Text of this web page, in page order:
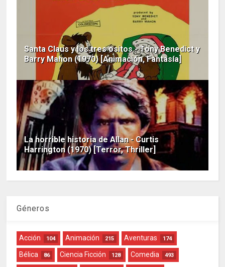
Santa Claus y los tres ositos - Tony Benedict y
Barry Mahon (1970) [Animación, Fantasía]
La horrible historia de Allan - Curtis
Harrington (1970) [Terror, Thriller]
Géneros
Acción 104 Animación 215 Aventuras 174
Bélica 86 Ciencia Ficción 128 Comedia 493